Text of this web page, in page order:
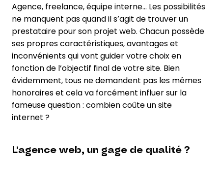
Agence, freelance, équipe interne… Les possibilités
ne manquent pas quand il s’agit de trouver un
prestataire pour son projet web. Chacun possède
ses propres caractéristiques, avantages et
inconvénients qui vont guider votre choix en
fonction de l’objectif final de votre site. Bien
évidemment, tous ne demandent pas les mêmes
honoraires et cela va forcément influer sur la
fameuse question : combien coûte un site
internet ?
L’agence web, un gage de qualité ?